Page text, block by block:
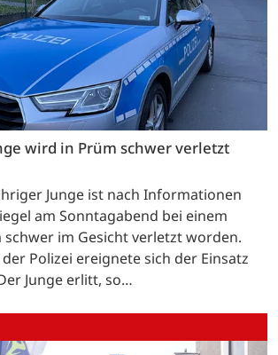
wird in Prüm schwer verletzt
Junge ist nach Informationen
am Sonntagabend bei einem
im Gesicht verletzt worden.
Polizei ereignete sich der Einsatz
Junge erlitt, so…